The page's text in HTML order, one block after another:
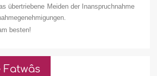
übertriebene Meiden der Inanspruchnahme
besten!
Fatwâs